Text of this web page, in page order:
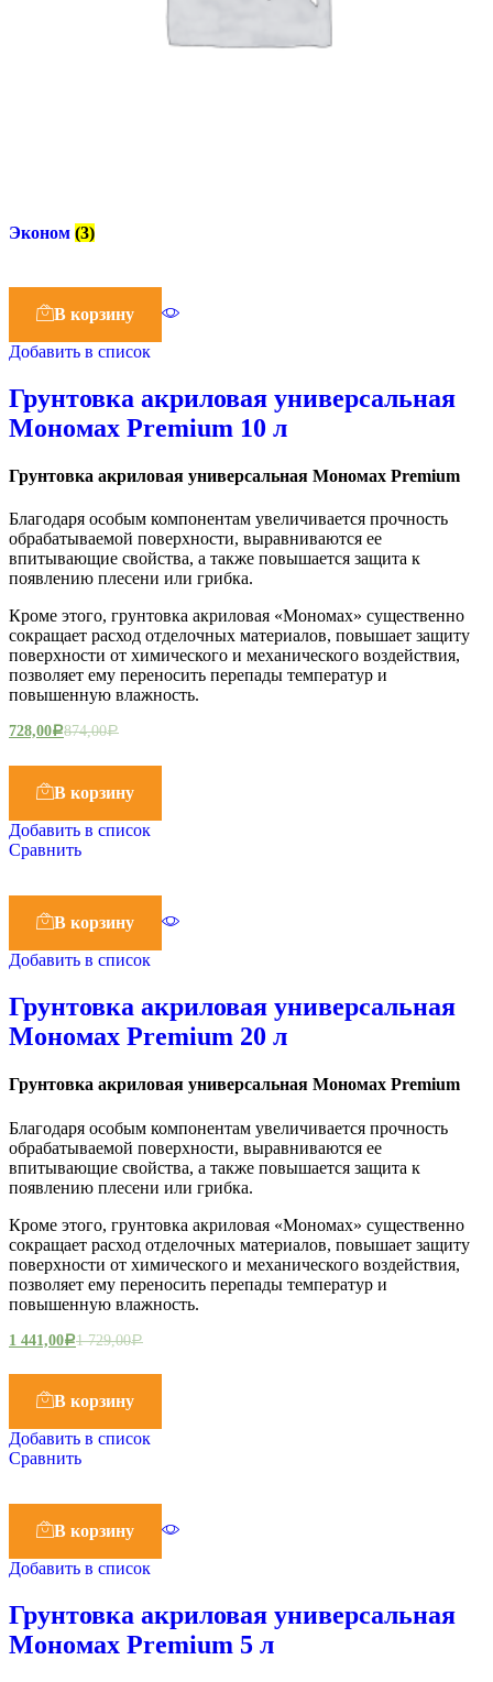
Эконом (3)
В корзину
Добавить в список
Грунтовка акриловая универсальная
Мономах Premium 10 л
Грунтовка акриловая универсальная Мономах Premium
Благодаря особым компонентам увеличивается прочность
обрабатываемой поверхности, выравниваются ее
впитывающие свойства, а также повышается защита к
появлению плесени или грибка.
Кроме этого, грунтовка акриловая «Мономах» существенно
сокращает расход отделочных материалов, повышает защиту
поверхности от химического и механического воздействия,
позволяет ему переносить перепады температур и
повышенную влажность.
728,00Р874,00Р
В корзину
Добавить в список
Сравнить
В корзину
Добавить в список
Грунтовка акриловая универсальная
Мономах Premium 20 л
Грунтовка акриловая универсальная Мономах Premium
Благодаря особым компонентам увеличивается прочность
обрабатываемой поверхности, выравниваются ее
впитывающие свойства, а также повышается защита к
появлению плесени или грибка.
Кроме этого, грунтовка акриловая «Мономах» существенно
сокращает расход отделочных материалов, повышает защиту
поверхности от химического и механического воздействия,
позволяет ему переносить перепады температур и
повышенную влажность.
1 441,00Р1 729,00Р
В корзину
Добавить в список
Сравнить
В корзину
Добавить в список
Грунтовка акриловая универсальная
Мономах Premium 5 л